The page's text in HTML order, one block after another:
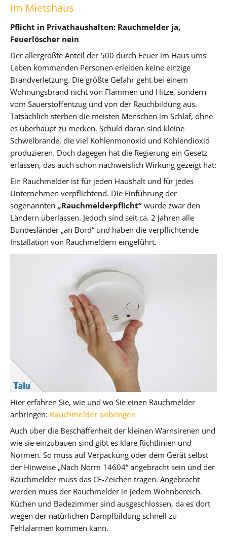
Im Mietshaus
Pflicht in Privathaushalten: Rauchmelder ja,
Feuerlöscher nein
Der allergrößte Anteil der 500 durch Feuer im Haus ums
Leben kommenden Personen erleiden keine einzige
Brandverletzung. Die größte Gefahr geht bei einem
Wohnungsbrand nicht von Flammen und Hitze, sondern
vom Sauerstoffentzug und von der Rauchbildung aus.
Tatsächlich sterben die meisten Menschen im Schlaf, ohne
es überhaupt zu merken. Schuld daran sind kleine
Schwelbrände, die viel Kohlenmonoxid und Kohlendioxid
produzieren. Doch dagegen hat die Regierung ein Gesetz
erlassen, das auch schon nachweislich Wirkung gezeigt hat:
Ein Rauchmelder ist für jeden Haushalt und für jedes
Unternehmen verpflichtend. Die Einführung der
sogenannten „Rauchmelderpflicht“ wurde zwar den
Ländern überlassen. Jedoch sind seit ca. 2 Jahren alle
Bundesländer „an Bord“ und haben die verpflichtende
Installation von Rauchmeldern eingeführt.
Hier erfahren Sie, wie und wo Sie einen Rauchmelder
anbringen: Rauchmelder anbringen
Auch über die Beschaffenheit der kleinen Warnsirenen und
wie sie einzubauen sind gibt es klare Richtlinien und
Normen. So muss auf Verpackung oder dem Gerät selbst
der Hinweise „Nach Norm 14604“ angebracht sein und der
Rauchmelder muss das CE-Zeichen tragen. Angebracht
werden muss der Rauchmelder in jedem Wohnbereich.
Küchen und Badezimmer sind ausgeschlossen, da es dort
wegen der natürlichen Dampfbildung schnell zu
Fehlalarmen kommen kann.